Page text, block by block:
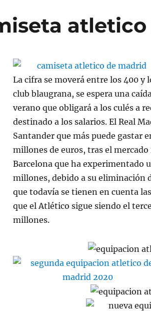
La cifra se moverá entre los 400 y
club blaugrana, se espera una
verano que obligará a los culés a
destinado a los salarios. El Real
Santander que más puede gastar
millones de euros, tras el
Barcelona que ha experimentado
millones, debido a su eliminación
que todavía se tienen en cuenta
que el Atlético sigue siendo el
millones.